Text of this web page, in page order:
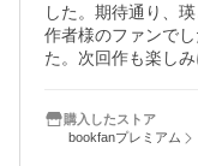
した。期待通り、
作者様のファンで
た。次回作も楽しみ
購入したストア
bookfanプレミアム